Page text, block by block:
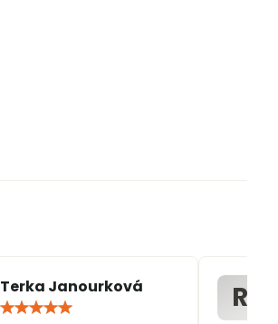
Terka Janourková
R